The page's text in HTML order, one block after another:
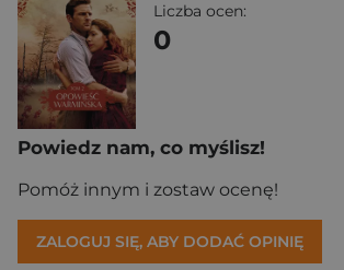
Liczba ocen:
0
Powiedz nam, co myślisz!
Pomóż innym i zostaw ocenę!
ZALOGUJ SIĘ, ABY DODAĆ OPINIĘ